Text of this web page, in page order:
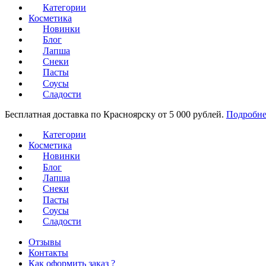
Категории
Косметика
Новинки
Блог
Лапша
Снеки
Пасты
Соусы
Сладости
Бесплатная доставка по Красноярску от 5 000 рублей.
Категории
Косметика
Новинки
Блог
Лапша
Снеки
Пасты
Соусы
Сладости
Отзывы
Контакты
Как оформить заказ ?